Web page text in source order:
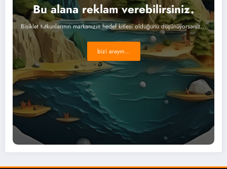
Bu alana reklam verebilirsiniz.
Bisiklet tutkunlarının markanızın hedef kitlesi olduğunu düşünüyorsanız...
bizi arayın...